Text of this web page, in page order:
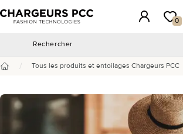
Chargeurs PCC Connexion
0
Ma
Rechercher
/ Tous les produits et entoilages Chargeurs PCC